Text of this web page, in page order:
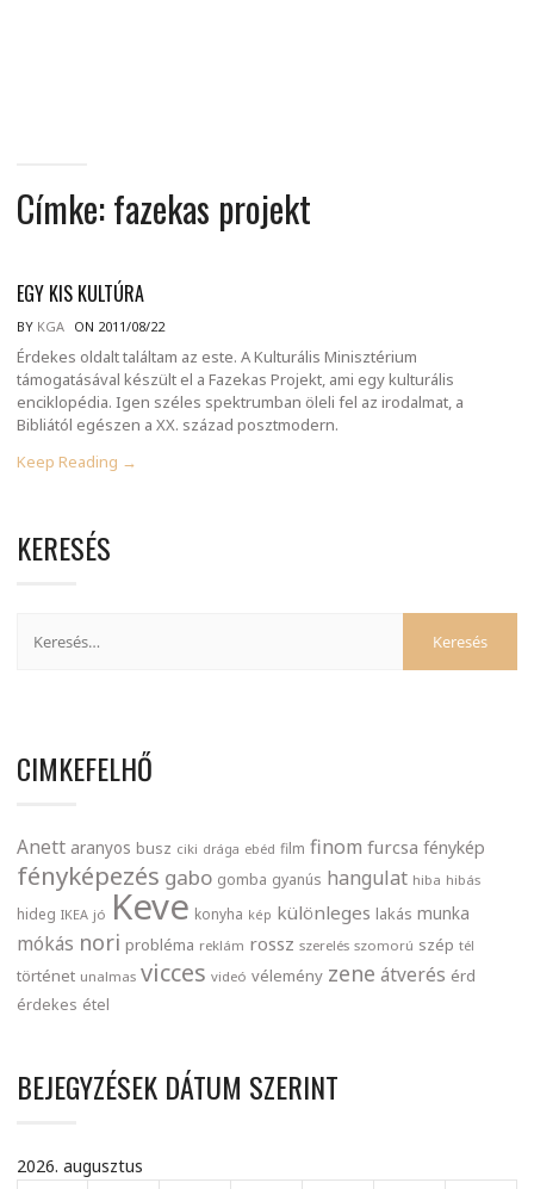
Címke:fazekas projekt
EGY KIS KULTÚRA
BY KGA ON 2011/08/22
Érdekes oldalt találtam az este. A Kulturális Minisztérium
támogatásával készült el a Fazekas Projekt, ami egy kulturális
enciklopédia. Igen széles spektrumban öleli fel az irodalmat, a
Bibliától egészen a XX. század posztmodern.
Keep Reading →
KERESÉS
CIMKEFELHŐ
Anett aranyos busz ciki drága ebéd film finom furcsa fénykép
fényképezés gabo gomba gyanús hangulat hiba hibás
hideg IKEA jó Keve konyha kép különleges lakás munka
mókás nori probléma reklám rossz szerelés szomorú szép tél
történet unalmas vicces videó vélemény zene átverés érd
érdekes étel
BEJEGYZÉSEK DÁTUM SZERINT
2026. augusztus